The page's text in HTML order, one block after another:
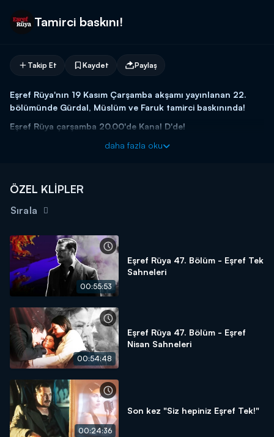
Tamirci baskını!
Takip Et Kaydet Paylaş
Eşref Rüya'nın 19 Kasım Çarşamba akşamı yayınlanan 22.
bölümünde Gürdal, Müslüm ve Faruk tamirci baskınında!
Eşref Rüya çarşamba 20.00'de Kanal D'de!
daha fazla oku
ÖZEL KLİPLER
Sırala
00:55:53
Eşref Rüya 47. Bölüm - Eşref Tek
Sahneleri
00:54:48
Eşref Rüya 47. Bölüm - Eşref
Nisan Sahneleri
00:24:36
Son kez "Siz hepiniz Eşref Tek!"